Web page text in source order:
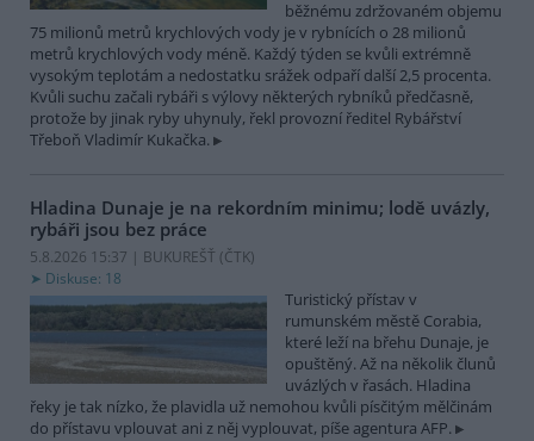
běžnému zdržovaném objemu
75 milionů metrů krychlových vody je v rybnících o 28 milionů
metrů krychlových vody méně. Každý týden se kvůli extrémně
vysokým teplotám a nedostatku srážek odpaří další 2,5 procenta.
Kvůli suchu začali rybáři s výlovy některých rybníků předčasně,
protože by jinak ryby uhynuly, řekl provozní ředitel Rybářství
Třeboň Vladimír Kukačka.
Hladina Dunaje je na rekordním minimu; lodě uvázly,
rybáři jsou bez práce
5.8.2026 15:37 | BUKUREŠŤ (ČTK)
Diskuse: 18
Turistický přístav v
rumunském městě Corabia,
které leží na břehu Dunaje, je
opuštěný. Až na několik člunů
uvázlých v řasách. Hladina
řeky je tak nízko, že plavidla už nemohou kvůli písčitým mělčinám
do přístavu vplouvat ani z něj vyplouvat, píše agentura AFP.